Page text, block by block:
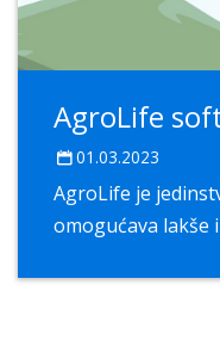
AgroLife
01.03.2023
AgroLife je
omogućava lakše